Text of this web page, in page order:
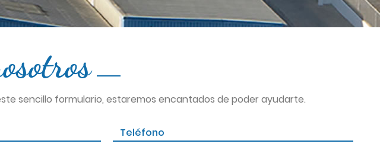
sencillo formulario, estaremos encantados de poder ayudarte.